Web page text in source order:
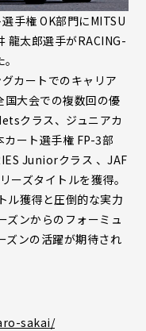
手権 OK部門にMITSU
龍太郎選手がRACING-
カートでのキャリア
国大会での複数回の優
クラス、ジュニアカ
ート選手権 FP-3部
Juniorクラス 、JAF
ーズタイトルを獲得。
ル獲得と圧倒的な実力
ズンからのフォーミュ
ズンの活躍が期待され
sakai/